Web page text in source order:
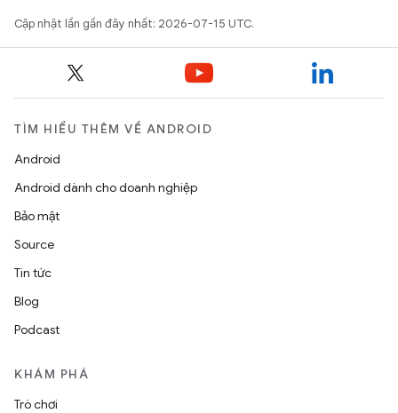
Cập nhật lần gần đây nhất: 2026-07-15 UTC.
TÌM HIỂU THÊM VỀ ANDROID
Android
Android dành cho doanh nghiệp
Bảo mật
Source
Tin tức
Blog
Podcast
KHÁM PHÁ
Trò chơi